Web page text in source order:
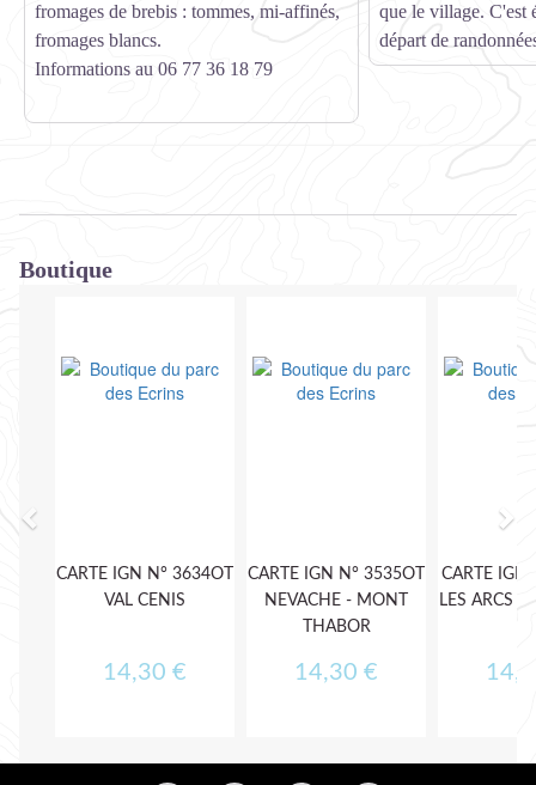
fromages de brebis : tommes, mi-affinés,
fromages blancs.
Informations au 06 77 36 18 79
que le village. C'est
départ de
Boutique